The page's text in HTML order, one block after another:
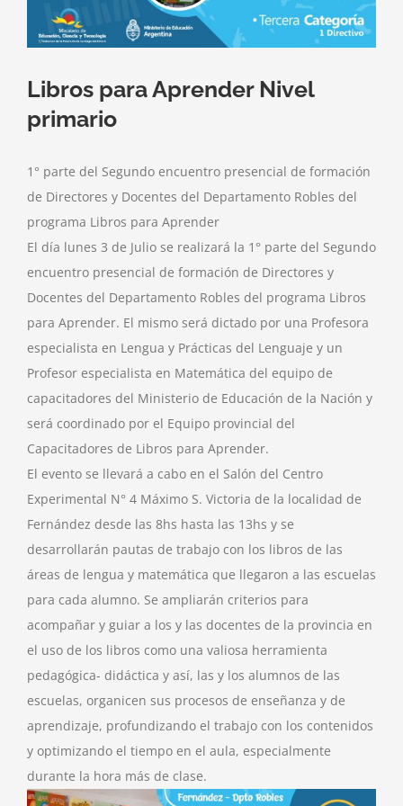
Libros para Aprender Nivel
primario
1° parte del Segundo encuentro presencial de formación
de Directores y Docentes del Departamento Robles del
programa Libros para Aprender
El día lunes 3 de Julio se realizará la 1° parte del Segundo
encuentro presencial de formación de Directores y
Docentes del Departamento Robles del programa Libros
para Aprender. El mismo será dictado por una Profesora
especialista en Lengua y Prácticas del Lenguaje y un
Profesor especialista en Matemática del equipo de
capacitadores del Ministerio de Educación de la Nación y
será coordinado por el Equipo provincial del
Capacitadores de Libros para Aprender.
El evento se llevará a cabo en el Salón del Centro
Experimental N° 4 Máximo S. Victoria de la localidad de
Fernández desde las 8hs hasta las 13hs y se
desarrollarán pautas de trabajo con los libros de las
áreas de lengua y matemática que llegaron a las escuelas
para cada alumno. Se ampliarán criterios para
acompañar y guiar a los y las docentes de la provincia en
el uso de los libros como una valiosa herramienta
pedagógica- didáctica y así, las y los alumnos de las
escuelas, organicen sus procesos de enseñanza y de
aprendizaje, profundizando el trabajo con los contenidos
y optimizando el tiempo en el aula, especialmente
durante la hora más de clase.